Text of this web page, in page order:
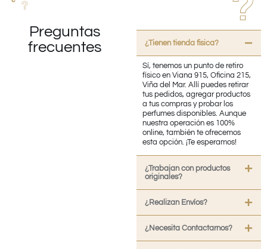
Preguntas
frecuentes
¿Tienen tienda fisica?
Sí, tenemos un punto de retiro
físico en Viana 915, Oficina 215,
Viña del Mar. Allí puedes retirar
tus pedidos, agregar productos
a tus compras y probar los
perfumes disponibles. Aunque
nuestra operación es 100%
online, también te ofrecemos
esta opción. ¡Te esperamos!
¿Trabajan con productos
originales?
¿Realizan Envíos?
¿Necesita Contactarnos?